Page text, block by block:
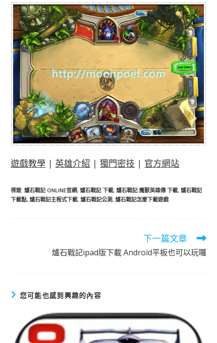
遊戲教學 |英雄介紹 |獨門密技 | 官方網站
標籤:爐石戰記 ONLINE官網, 爐石戰記 下載, 爐石戰記:魔獸英雄傳 下載, 爐石戰記
下載點, 爐石戰記主程式下載, 爐石戰記公測, 爐石戰記怎麼下載遊戲
下一篇文章
爐石戰記ipad版下載 Android平板也可以玩囉
您可能也感到興趣的內容